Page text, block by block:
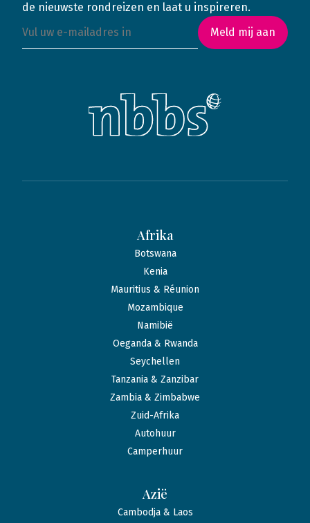
de nieuwste rondreizen en laat u inspireren.
Meld mij aan
Afrika
Botswana
Kenia
Mauritius & Réunion
Mozambique
Namibië
Oeganda & Rwanda
Seychellen
Tanzania & Zanzibar
Zambia & Zimbabwe
Zuid-Afrika
Autohuur
Camperhuur
Azië
Cambodja & Laos